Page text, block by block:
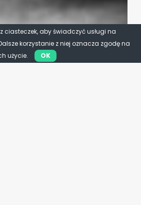
ciasteczek, aby świadczyć usługi na
korzystanie z niej oznacza zgodę na
użycie.
OK